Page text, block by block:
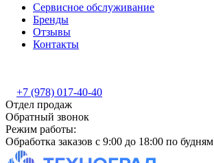
Сервисное обслуживание
Бренды
Отзывы
Контакты
+7 (978) 017-40-40
Отдел продаж
Обратный звонок
Режим работы:
Обработка заказов с 9:00 до 18:00 по будням